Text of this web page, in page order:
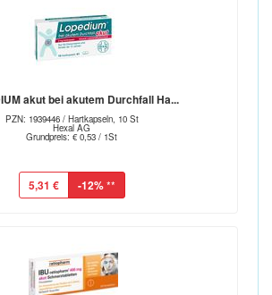
akut bei akutem Durchfall Ha...
PZN: 1939446 / Hartkapseln, 10 St
Hexal AG
Grundpreis: € 0,53 / 1St
5,31 € -12%**